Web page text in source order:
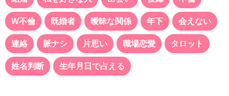
W不倫 既婚者 曖昧な関係 年下 会えない
連絡 脈ナシ 片思い 職場恋愛 タロット
姓名判断 生年月日で占える